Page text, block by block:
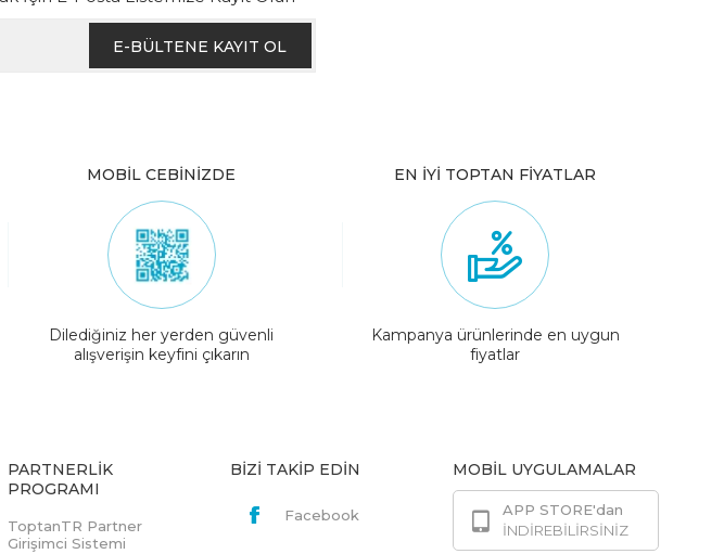
E-BÜLTENE KAYIT OL
MOBİL CEBİNİZDE
Dilediğiniz her yerden güvenli
alışverişin keyfini çıkarın
EN İYİ TOPTAN FİYATLAR
Kampanya ürünlerinde en uygun
fiyatlar
PARTNERLIK
PROGRAMI
ToptanTR Partner
Girişimci Sistemi
BİZİ TAKİP EDİN
Facebook
MOBİL UYGULAMALAR
APP STORE'dan
İNDİREBİLİRSİNİZ